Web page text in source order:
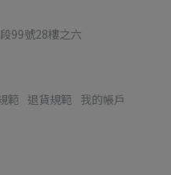
99號28樓之六
範 退貨規範 我的帳戶